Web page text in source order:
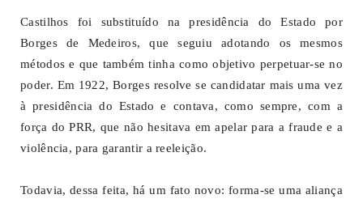
Castilhos foi substituído na presidência do Estado por
Borges de Medeiros, que seguiu adotando os mesmos
métodos e que também tinha como objetivo perpetuar-se no
poder. Em 1922, Borges resolve se candidatar mais uma vez
à presidência do Estado e contava, como sempre, com a
força do PRR, que não hesitava em apelar para a fraude e a
violência, para garantir a reeleição.
Todavia, dessa feita, há um fato novo: forma-se uma aliança